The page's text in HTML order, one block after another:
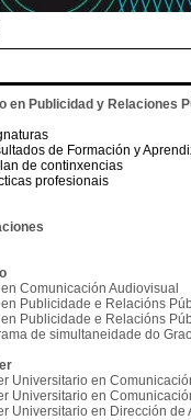
en Publicidad y Relaciones
de Formación y
de continxencias
profesionais
Comunicación Audiovisual
Publicidade e Relacións
Publicidade e Relacións
de simultaneidade do
Universitario en
Universitario en
Universitario en Dirección de